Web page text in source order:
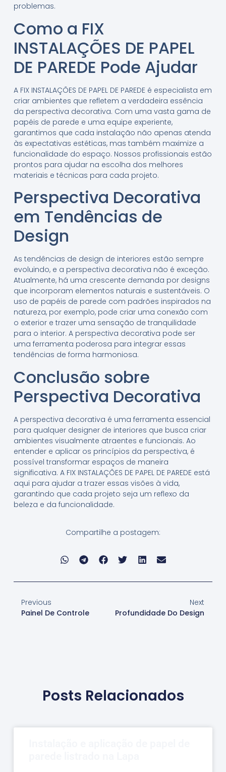
problemas.
Como a FIX
INSTALAÇÕES DE PAPEL
DE PAREDE Pode Ajudar
A FIX INSTALAÇÕES DE PAPEL DE PAREDE é especialista em
criar ambientes que refletem a verdadeira essência
da perspectiva decorativa. Com uma vasta gama de
papéis de parede e uma equipe experiente,
garantimos que cada instalação não apenas atenda
às expectativas estéticas, mas também maximize a
funcionalidade do espaço. Nossos profissionais estão
prontos para ajudar na escolha dos melhores
materiais e técnicas para cada projeto.
Perspectiva Decorativa
em Tendências de
Design
As tendências de design de interiores estão sempre
evoluindo, e a perspectiva decorativa não é exceção.
Atualmente, há uma crescente demanda por designs
que incorporam elementos naturais e sustentáveis. O
uso de papéis de parede com padrões inspirados na
natureza, por exemplo, pode criar uma conexão com
o exterior e trazer uma sensação de tranquilidade
para o interior. A perspectiva decorativa pode ser
uma ferramenta poderosa para integrar essas
tendências de forma harmoniosa.
Conclusão sobre
Perspectiva Decorativa
A perspectiva decorativa é uma ferramenta essencial
para qualquer designer de interiores que busca criar
ambientes visualmente atraentes e funcionais. Ao
entender e aplicar os princípios da perspectiva, é
possível transformar espaços de maneira
significativa. A FIX INSTALAÇÕES DE PAPEL DE PAREDE está
aqui para ajudar a trazer essas visões à vida,
garantindo que cada projeto seja um reflexo da
beleza e da funcionalidade.
Compartilhe a postagem:
Previous
Painel De Controle
Next
Profundidade Do Design
Posts Relacionados